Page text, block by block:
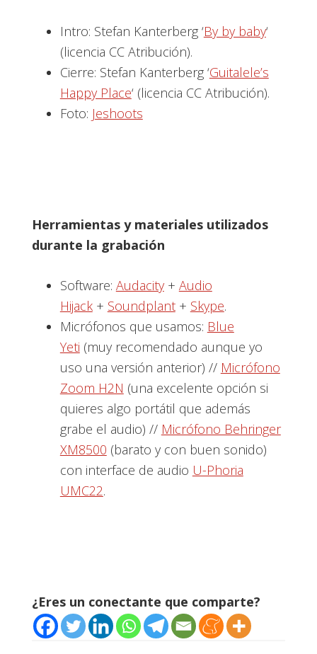
Intro: Stefan Kanterberg ‘By by baby‘
(licencia CC Atribución).
Cierre: Stefan Kanterberg ‘Guitalele’s
Happy Place‘ (licencia CC Atribución).
Foto: Jeshoots
Herramientas y materiales utilizados
durante la grabación
Software: Audacity+ Audio
Hijack+ Soundplant+ Skype.
Micrófonos que usamos: Blue
Yeti (muy recomendado aunque yo
uso una versión anterior) // Micrófono
Zoom H2N (una excelente opción si
quieres algo portátil que además
grabe el audio) // Micrófono Behringer
XM8500 (barato y con buen sonido)
con interface de audio U-Phoria
UMC22.
¿Eres un conectante que comparte?